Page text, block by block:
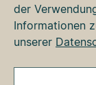
der
Informationen
unserer
Kontakt
Newsletter
Datenschutz